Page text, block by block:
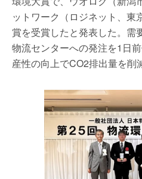
ットワーク（ロジネット、東
賞を受賞したと発表した。需
物流センターへの発注を1日
産性の向上でCO2排出量を削